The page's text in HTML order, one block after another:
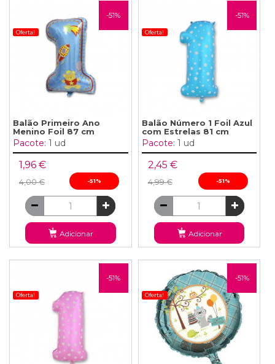
-51%
Oferta!
Balão Primeiro Ano
Menino Foil 87 cm
Pacote: 1 ud
1,96 €
4,00 € -51%
Adicionar
-51%
Oferta!
Balão Número 1 Foil Azul
com Estrelas 81 cm
Pacote: 1 ud
2,45 €
4,99 € -51%
Adicionar
-51%
Oferta!
-51%
Oferta!